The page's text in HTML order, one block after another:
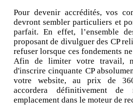
Pour devenir accrédités, vos
devront sembler particuliers et
parfait. En effet, l’ensemble
proposant de divulguer des CP
refuser lorsque ces fondements
Afin de limiter votre travail,
d'inscrire cinquante CP
votre website, au prix de
accordera définitivement
emplacement dans le moteur de